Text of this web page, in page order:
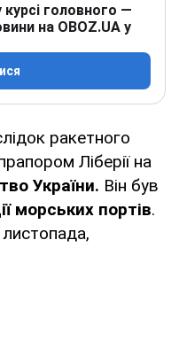
головного —
на OBOZ.UA у
ракетного
Ліберії на
України. Він був
морських портів.